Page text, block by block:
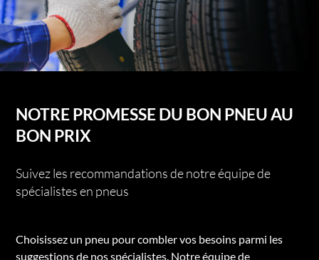
NOTRE PROMESSE DU BON PNEU AU
BON PRIX
Suivez les recommandations de notre équipe de
spécialistes en pneus
Choisissez un pneu pour combler vos besoins parmi les
suggestions de nos spécialistes. Notre équipe de